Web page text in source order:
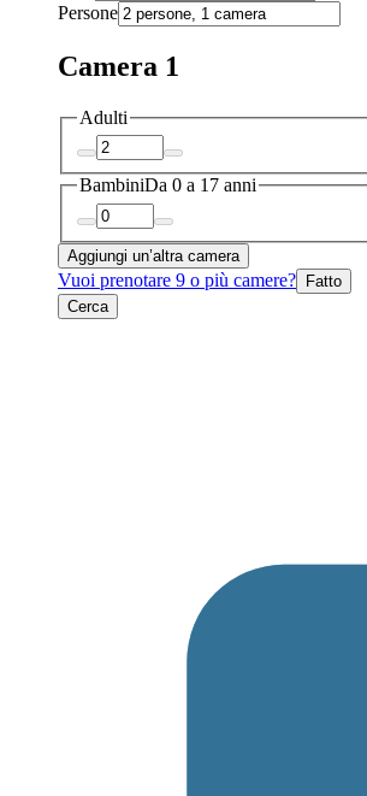
Persone
Camera 1
Adulti
BambiniDa 0 a 17 anni
Aggiungi un’altra camera
Vuoi prenotare 9 o più camere? Fatto
Cerca